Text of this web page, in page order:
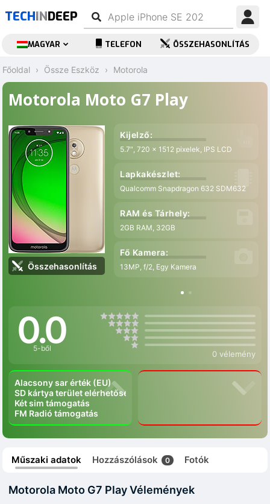
TECHINDEEP
MAGYAR TELEFON ÖSSZEHASONLÍTÁS
Főoldal Össze Eszköz Motorola
Motorola Moto G7 Play
Összehasonlítás
Kijelző:
5.7″, 720 x 1512 pixelek, IPS LCD
Lapkakészlet:
Qualcomm Snapdragon 632 SDM632
RAM és Tárhely:
2GB RAM, 32GB
Fő Kamera:
13MP, f/2, Egy Kamera
0.0
5-ből
0 vélemény
Alacsony sar érték (EU)
SD kártya terület elérhetőség
Két sim támogatás
FM Radió támogatás
Műszaki adatok Hozzászólások 0 Fotók
Motorola Moto G7 Play Vélemények